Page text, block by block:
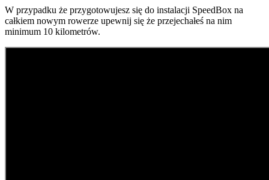
W przypadku że przygotowujesz się do instalacji SpeedBox na
całkiem nowym rowerze upewnij się że przejechałeś na nim
minimum 10 kilometrów.